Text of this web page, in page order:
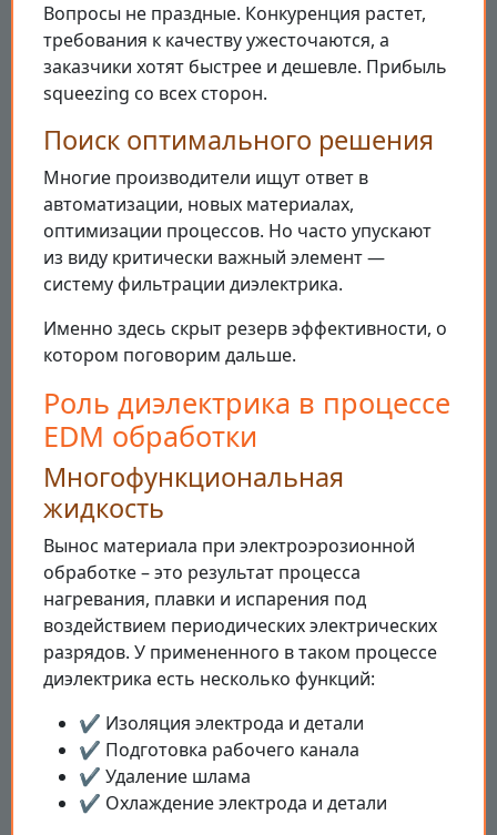
Вопросы не праздные. Конкуренция растет,
требования к качеству ужесточаются, а
заказчики хотят быстрее и дешевле. Прибыль
squeezing со всех сторон.
Поиск оптимального решения
Многие производители ищут ответ в
автоматизации, новых материалах,
оптимизации процессов. Но часто упускают
из виду критически важный элемент —
систему фильтрации диэлектрика.
Именно здесь скрыт резерв эффективности, о
котором поговорим дальше.
Роль диэлектрика в процессе
EDM обработки
Многофункциональная
жидкость
Вынос материала при электроэрозионной
обработке – это результат процесса
нагревания, плавки и испарения под
воздействием периодических электрических
разрядов. У примененного в таком процессе
диэлектрика есть несколько функций:
✔️ Изоляция электрода и детали
✔️ Подготовка рабочего канала
✔️ Удаление шлама
✔️ Охлаждение электрода и детали